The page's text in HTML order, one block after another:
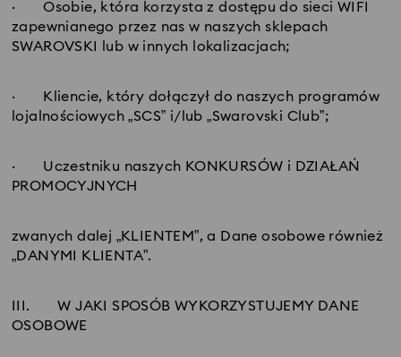
· Osobie, która korzysta z dostępu do sieci WIFI
zapewnianego przez nas w naszych sklepach
SWAROVSKI lub w innych lokalizacjach;
· Kliencie, który dołączył do naszych programów
lojalnościowych „SCS” i/lub „Swarovski Club”;
· Uczestniku naszych KONKURSÓW i DZIAŁAŃ
PROMOCYJNYCH
zwanych dalej „KLIENTEM”, a Dane osobowe również
„DANYMI KLIENTA”.
III.
W JAKI SPOSÓB WYKORZYSTUJEMY DANE
OSOBOWE